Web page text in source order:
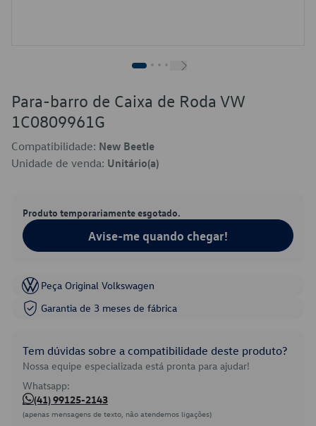
Para-barro de Caixa de Roda VW
1C0809961G
Compatibilidade: New Beetle
Unidade de venda: Unitário(a)
Produto temporariamente esgotado.
Avise-me quando chegar!
Peça Original Volkswagen
Garantia de 3 meses de fábrica
Tem dúvidas sobre a compatibilidade deste produto?
Nossa equipe especializada está pronta para ajudar!
Whatsapp:
(41) 99125-2143
(apenas mensagens de texto, não atendemos ligações)